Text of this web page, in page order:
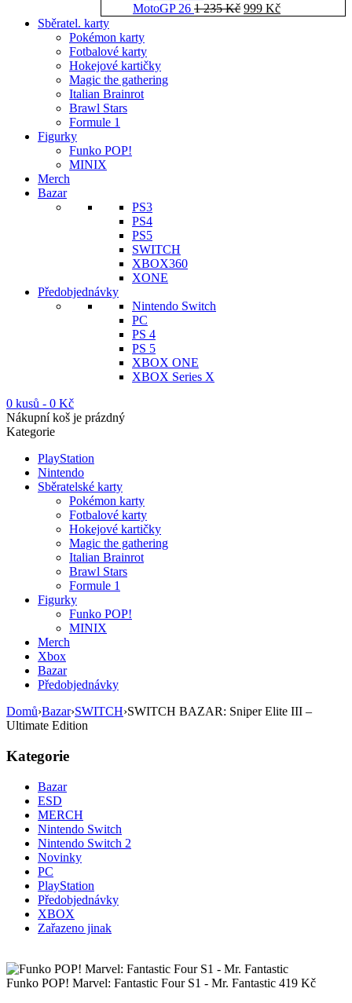
MotoGP 26 1 235Kč Původní
999 KčAktuální
Sběratel. karty
Pokémon karty
Fotbalové karty
Hokejové kartičky
Magic the gathering
Italian Brainrot
Brawl Stars
Formule 1
Figurky
Funko POP!
MINIX
Merch
Bazar
PS3
PS4
PS5
SWITCH
XBOX360
XONE
Předobjednávky
Nintendo Switch
PC
PS 4
PS 5
XBOX ONE
XBOX Series X
0 kusů - 0 Kč
Nákupní koš je prázdný
Kategorie
PlayStation
Nintendo
Sběratelské karty
Pokémon karty
Fotbalové karty
Hokejové kartičky
Magic the gathering
Italian Brainrot
Brawl Stars
Formule 1
Figurky
Funko POP!
MINIX
Merch
Xbox
Bazar
Předobjednávky
Domů›Bazar›SWITCH›SWITCH BAZAR: Sniper Elite III –
Ultimate Edition
Kategorie
Bazar
ESD
MERCH
Nintendo Switch
Nintendo Switch 2
Novinky
PC
PlayStation
Předobjednávky
XBOX
Zařazeno jinak
Funko POP! Marvel: Fantastic Four S1 - Mr. Fantastic 419 Kč